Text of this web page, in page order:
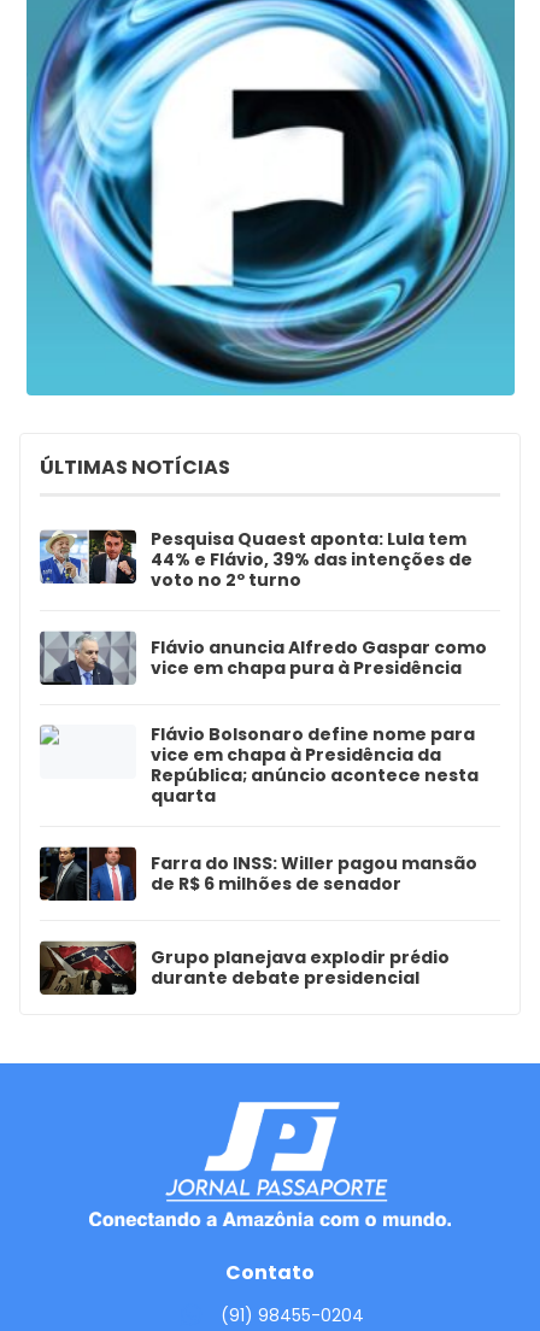
ÚLTIMAS NOTÍCIAS
Pesquisa Quaest aponta: Lula tem
44% e Flávio, 39% das intenções de
voto no 2º turno
Flávio anuncia Alfredo Gaspar como
vice em chapa pura à Presidência
Flávio Bolsonaro define nome para
vice em chapa à Presidência da
República; anúncio acontece nesta
quarta
Farra do INSS: Willer pagou mansão
de R$ 6 milhões de senador
Grupo planejava explodir prédio
durante debate presidencial
Contato
(91) 98455-0204